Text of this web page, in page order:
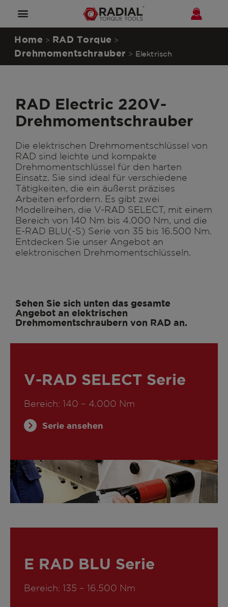
Home > RAD Torque >
Drehmomentschrauber > Elektrisch
RAD Electric 220V-
Drehmomentschrauber
Die elektrischen Drehmomentschlüssel von
RAD sind leichte und kompakte
Drehmomentschlüssel für den harten
Einsatz. Sie sind ideal für verschiedene
Tätigkeiten, die ein äußerst präzises
Arbeiten erfordern. Es gibt zwei
Modellreihen, die V-RAD SELECT, mit einem
Bereich von 140 Nm bis 4.000 Nm, und die
E-RAD BLU(-S) Serie von 35 bis 16.500 Nm.
Entdecken Sie unser Angebot an
elektronischen Drehmomentschlüsseln.
Sehen Sie sich unten das gesamte
Angebot an elektrischen
Drehmomentschraubern von RAD an.
V-RAD SELECT Serie
Bereich: 140 – 4.000 Nm
Serie ansehen
E RAD BLU Serie
Bereich: 135 – 16.500 Nm